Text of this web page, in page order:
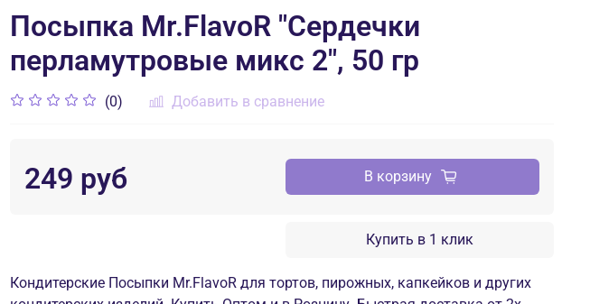
Посыпка Mr.FlavoR "Сердечки
перламутровые микс 2", 50 гр
(0) Добавить в сравнение
249 руб В корзину
Купить в 1 клик
Кондитерские Посыпки Mr.FlavoR для тортов, пирожных, капкейков и других